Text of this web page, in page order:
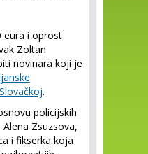
eura i oprost
Zoltan
novinara koji je
.
policijskih
Zsuzsova,
i fikserka koja